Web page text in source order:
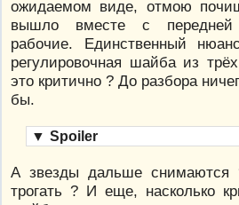
ожидаемом виде, отмою
вышло вместе с передней
рабочие. Единственный
регулировочная шайба из трёх
это критично ? До разбора
бы.
▼ Spoiler
А звезды дальше
трогать ? И еще, насколько